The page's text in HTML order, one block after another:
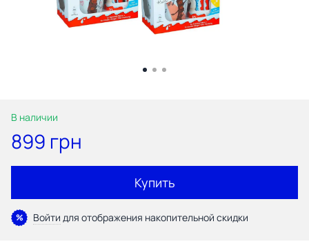
В наличии
899 грн
Купить
% Войти для отображения накопительной скидки